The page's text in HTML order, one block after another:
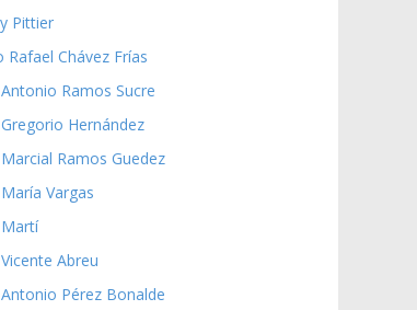
Pittier
Rafael Chávez Frías
Antonio Ramos Sucre
Gregorio Hernández
Marcial Ramos Guedez
Vargas
Martí
Abreu
Antonio Pérez Bonalde